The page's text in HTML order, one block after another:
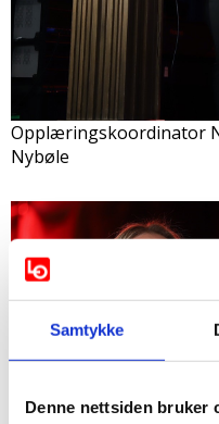
Samtykke
Denne nettsiden bruker
Opplæringskoordinator
Nybøle